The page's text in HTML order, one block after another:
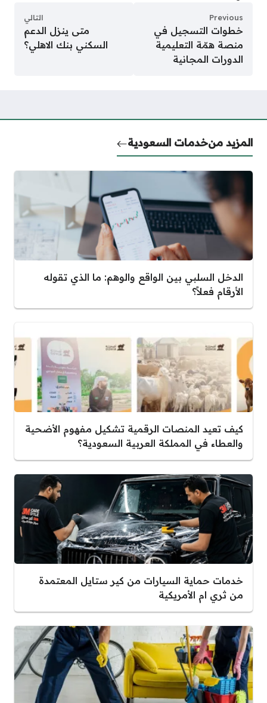
Previous
خطوات التسجيل في
منصة همّة التعليمية
الدورات المجانية
التالي
متى ينزل الدعم
السكني بنك الاهلي؟
المزيد منخدمات السعودية
الدخل السلبي بين الواقع والوهم: ما الذي تقوله
الأرقام فعلاً؟
كيف تعيد المنصات الرقمية تشكيل مفهوم الأضحية
والعطاء في المملكة العربية السعودية؟
خدمات حماية السيارات من كير ستايل المعتمدة
من ثري ام الأمريكية